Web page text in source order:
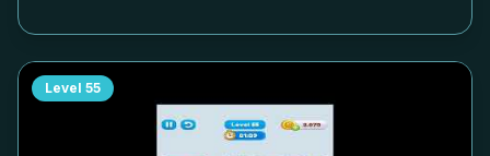
Level 55